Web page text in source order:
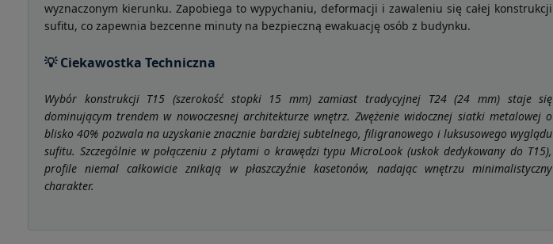
wyznaczonym kierunku. Zapobiega to wypychaniu, deformacji i zawaleniu się całej konstrukcji
sufitu, co zapewnia bezcenne minuty na bezpieczną ewakuację osób z budynku.
💡 Ciekawostka Techniczna
Wybór konstrukcji T15 (szerokość stopki 15 mm) zamiast tradycyjnej T24 (24 mm) staje się
dominującym trendem w nowoczesnej architekturze wnętrz. Zwężenie widocznej siatki metalowej o
blisko 40% pozwala na uzyskanie znacznie bardziej subtelnego, filigranowego i luksusowego wyglądu
sufitu. Szczególnie w połączeniu z płytami o krawędzi typu MicroLook (uskok dedykowany do T15),
profile niemal całkowicie znikają w płaszczyźnie kasetonów, nadając wnętrzu minimalistyczny
charakter.